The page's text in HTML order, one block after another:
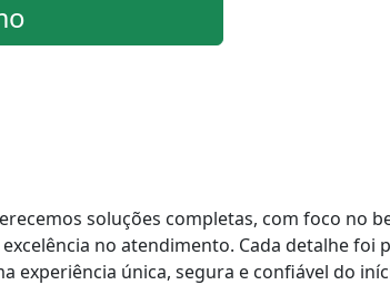
soluções completas, com foco no
excelência no atendimento. Cada detalhe foi
experiência única, segura e confiável do